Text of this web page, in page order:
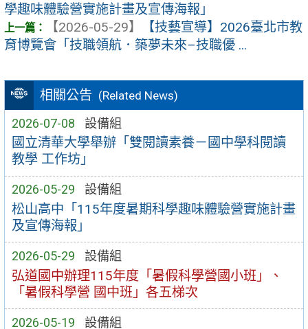
相關公告 (Related News)
2026-07-08 設備組
國立清華大學舉辦「雙閱讀素養－國中學科閱讀
教學 工作坊」
2026-05-29 設備組
松山高中「115年度暑期科學趣味體驗營實施計畫
及宣傳海報」
2026-05-29 設備組
弘道國中辦理115年度「暑假科學營國小班」、
「暑假科學營 國中班」各五梯次
2026-05-19 設備組
學趣味體驗營實施計畫及宣傳海報」
【2026-05-29】
【技藝宣導】2026臺北市教
育博覽會「技職領航．築夢未來–技職優 ...